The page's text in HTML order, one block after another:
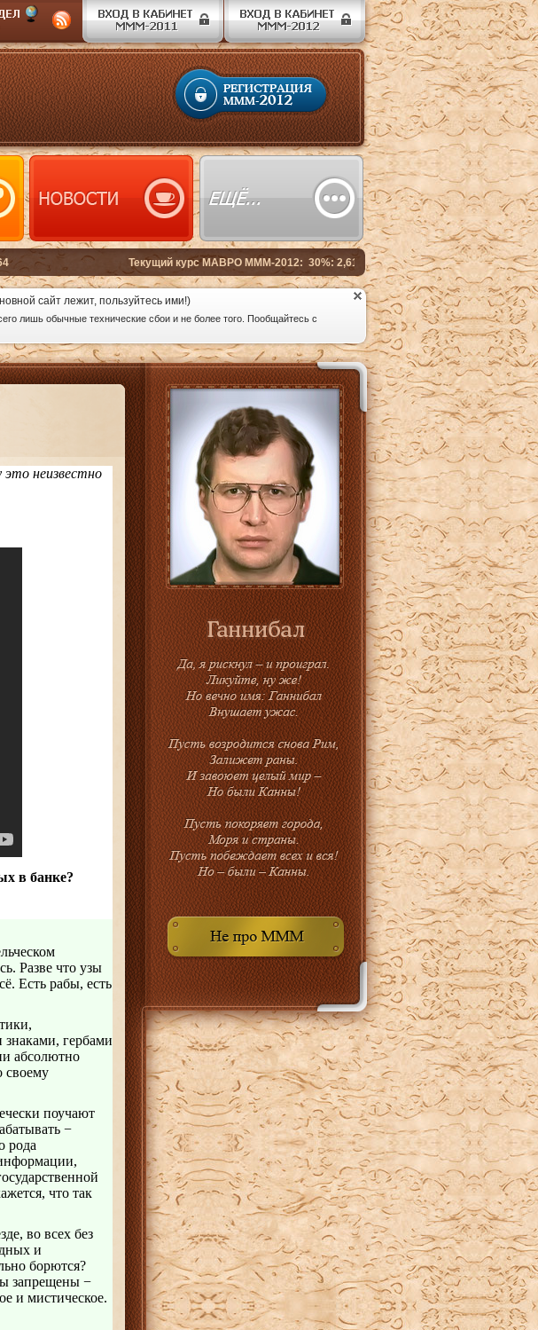
сайт лежит, пользуйтесь ими!)
лишь обычные технические сбои и не более того. Пообщайтесь с
неизвестно
в банке?
Разве что узы
Есть рабы, есть
гербами
абсолютно
своему
поучают
−
рода
что так
во всех без
и
борются?
запрещены −
и мистическое.